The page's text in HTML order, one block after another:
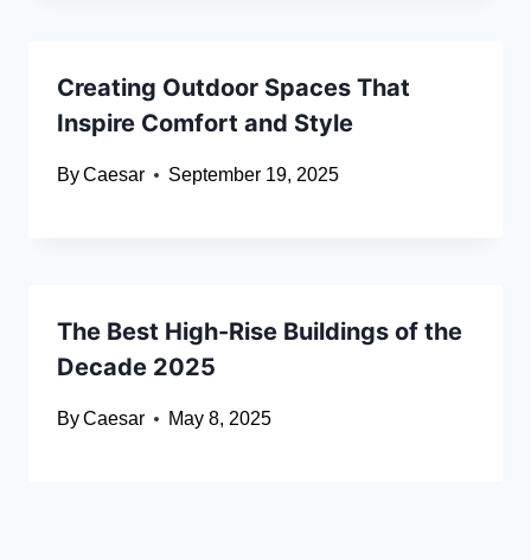
Creating Outdoor Spaces That
Inspire Comfort and Style
ByCaesar September 19, 2025
The Best High-Rise Buildings of the
Decade 2025
ByCaesar May 8, 2025